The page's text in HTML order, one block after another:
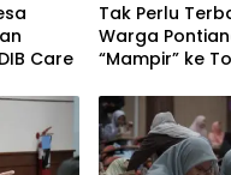
Care
Tak Perlu
Warga
“Mampir” ke